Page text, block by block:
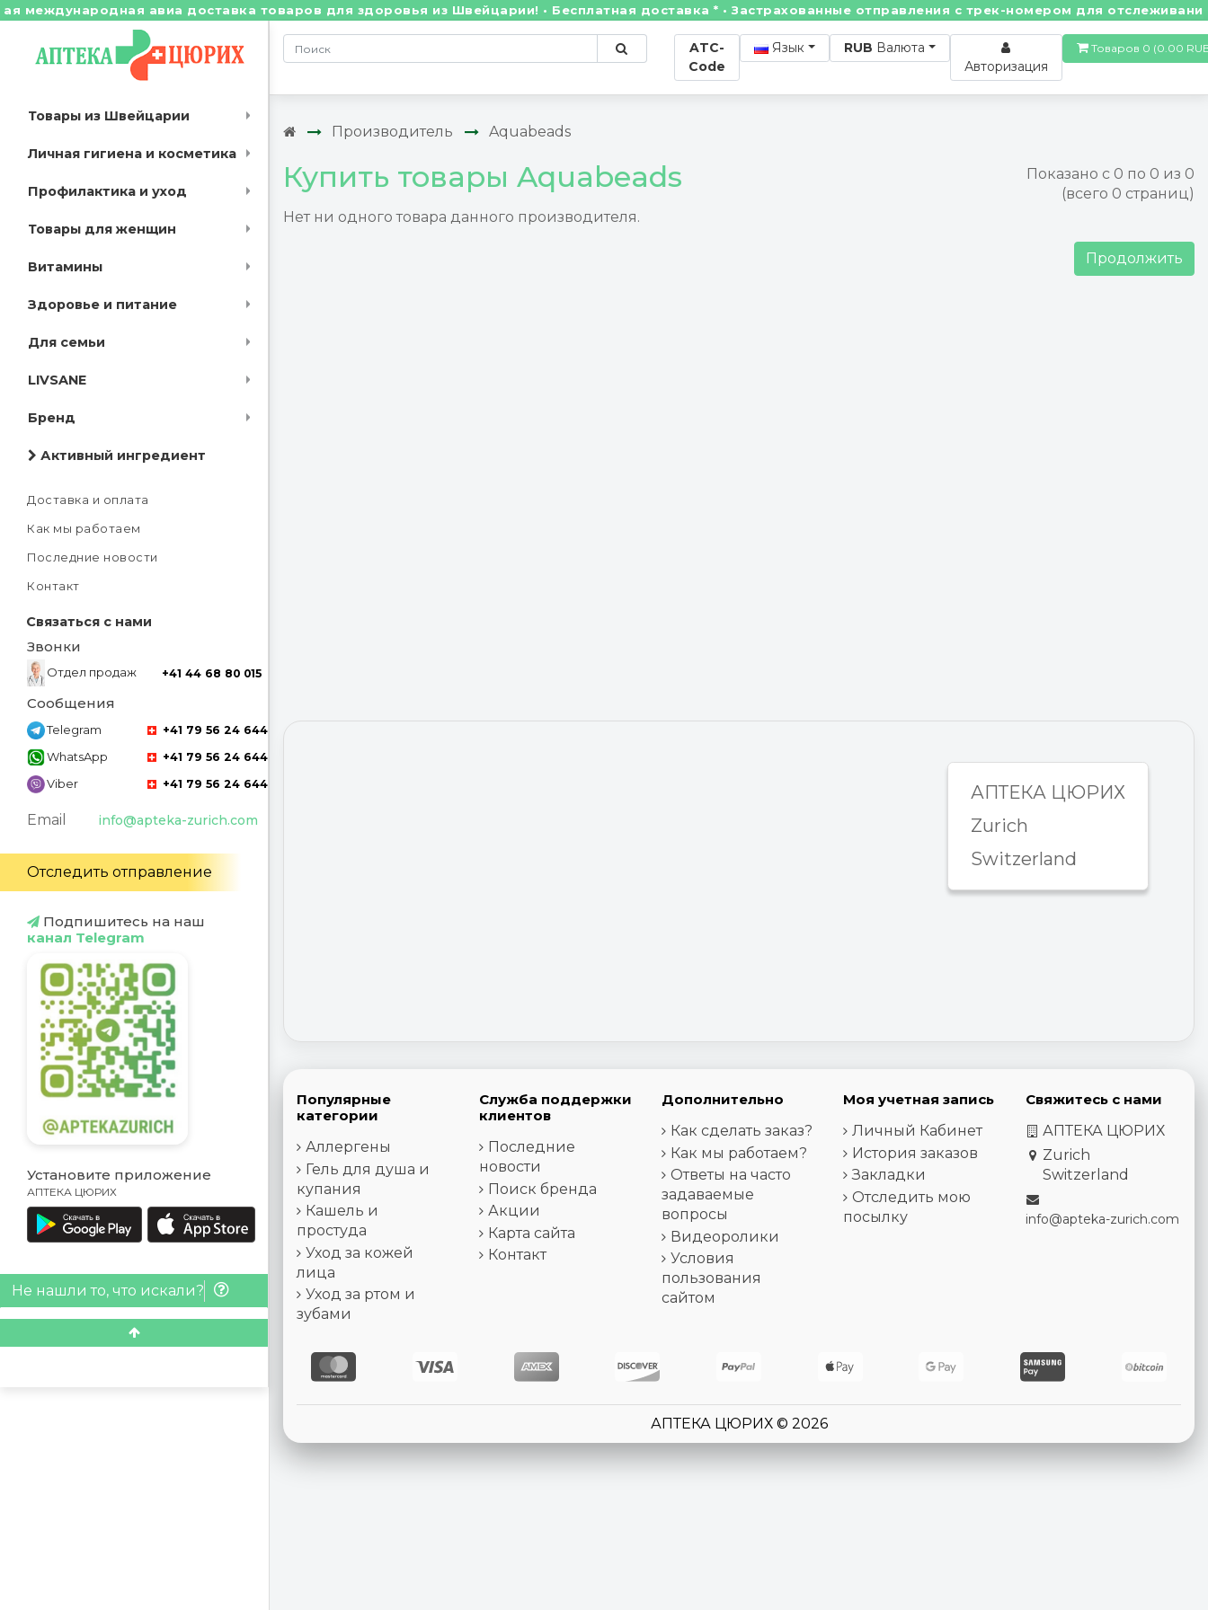
авиа доставка товаров для здоровья из Швейцарии! • Бесплатная доставка * • Застрахованные отправления с трек-номером для
Товары из Швейцарии
Личная гигиена и косметика
Профилактика и уход
Товары для женщин
Витамины
Здоровье и питание
Для семьи
LIVSANE
Бренд
Активный ингредиент
Доставка и оплата
Как мы работаем
Последние новости
Контакт
Связаться с нами
Звонки
Отдел продаж +41 44 68 80 015
Сообщения
Telegram +41 79 56 24 644
WhatsApp +41 79 56 24 644
Viber +41 79 56 24 644
Email info@apteka-zurich.com
Отследить отправление
Подпишитесь на наш
канал Telegram
Установите приложение
АПТЕКА ЦЮРИХ
Не нашли то, что искали?
ATC-
Code
Язык RUB Валюта
Авторизация
Товаров 0
Производитель Aquabeads
Купить товары Aquabeads
Показано с 0 по 0 из 0
(всего 0 страниц)
Нет ни одного товара данного производителя.
Продолжить
АПТЕКА ЦЮРИХ
Zurich
Switzerland
Популярные
категории
Аллергены
Гель для душа и
купания
Кашель и
простуда
Уход за кожей
лица
Уход за ртом и
зубами
Служба поддержки
клиентов
Последние
новости
Поиск бренда
Акции
Карта сайта
Контакт
Дополнительно
Как сделать заказ?
Как мы работаем?
Ответы на часто
задаваемые
вопросы
Видеоролики
Условия
пользования
сайтом
Моя учетная запись
Личный Кабинет
История заказов
Закладки
Отследить мою
посылку
Свяжитесь с нами
АПТЕКА ЦЮРИХ
Zurich
Switzerland
info@apteka-zurich.com
АПТЕКА ЦЮРИХ © 2026